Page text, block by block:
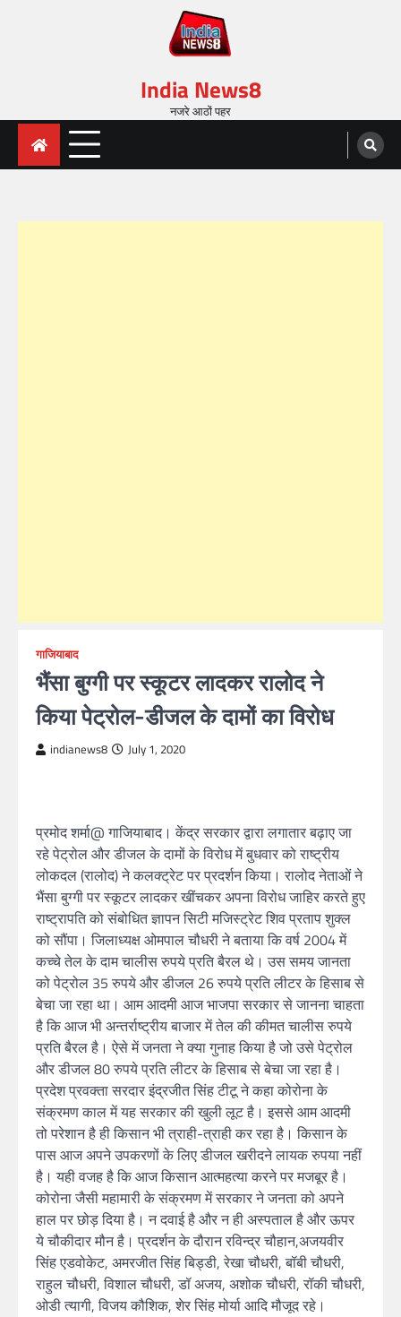
India News8
नजरे आठों पहर
गाजियाबाद
भैंसा बुग्गी पर स्कूटर लादकर रालोद ने
किया पेट्रोल-डीजल के दामों का विरोध
indianews8 July 1, 2020
प्रमोद शर्मा@ गाजियाबाद। केंद्र सरकार द्वारा लगातार बढ़ाए जा
रहे पेट्रोल और डीजल के दामों के विरोध में बुधवार को राष्ट्रीय
लोकदल (रालोद) ने कलक्ट्रेट पर प्रदर्शन किया। रालोद नेताओं ने
भैंसा बुग्गी पर स्कूटर लादकर खींचकर अपना विरोध जाहिर करते हुए
राष्ट्रापति को संबोधित ज्ञापन सिटी मजिस्ट्रेट शिव प्रताप शुक्ल
को सौंपा। जिलाध्यक्ष ओमपाल चौधरी ने बताया कि वर्ष 2004 में
कच्चे तेल के दाम चालीस रुपये प्रति बैरल थे। उस समय जानता
को पेट्रोल 35 रुपये और डीजल 26 रुपये प्रति लीटर के हिसाब से
बेचा जा रहा था। आम आदमी आज भाजपा सरकार से जानना चाहता
है कि आज भी अन्तर्राष्ट्रीय बाजार में तेल की कीमत चालीस रुपये
प्रति बैरल है। ऐसे में जनता ने क्या गुनाह किया है जो उसे पेट्रोल
और डीजल 80 रुपये प्रति लीटर के हिसाब से बेचा जा रहा है।
प्रदेश प्रवक्ता सरदार इंद्रजीत सिंह टीटू ने कहा कोरोना के
संक्रमण काल में यह सरकार की खुली लूट है। इससे आम आदमी
तो परेशान है ही किसान भी त्राही-त्राही कर रहा है। किसान के
पास आज अपने उपकरणों के लिए डीजल खरीदने लायक रुपया नहीं
है। यही वजह है कि आज किसान आत्महत्या करने पर मजबूर है।
कोरोना जैसी महामारी के संक्रमण में सरकार ने जनता को अपने
हाल पर छोड़ दिया है। न दवाई है और न ही अस्पताल है और ऊपर
ये चौकीदार मौन है। प्रदर्शन के दौरान रविन्द्र चौहान,अजयवीर
सिंह एडवोकेट, अमरजीत सिंह बिड्डी, रेखा चौधरी, बॉबी चौधरी,
राहुल चौधरी, विशाल चौधरी, डॉ अजय, अशोक चौधरी, रॉकी चौधरी,
ओडी त्यागी, विजय कौशिक, शेर सिंह मोर्या आदि मौजूद रहे।